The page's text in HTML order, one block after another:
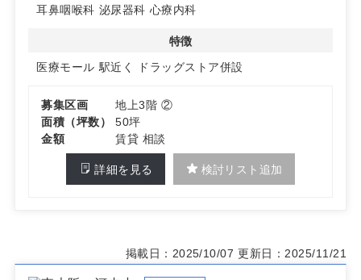
耳鼻咽喉科 泌尿器科 心療内科
特徴
医療モール 駅近く ドラッグストア併設
募集区画
地上3階 ②
面積（坪数）
50坪
金額
賃貸 相談
詳細を見る 検討リスト追加
掲載日：2025/10/07 更新日：2025/11/21